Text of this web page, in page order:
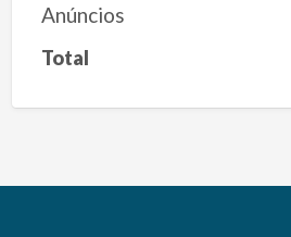
Anúncios
Total